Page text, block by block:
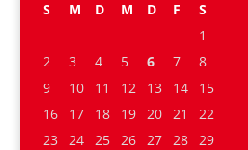
S M D M D F
S
1
2
3 4 5 6 7
8
9
10 11 12 13 14
15
16
17 18 19 20 21
22
23
24 25 26 27 28
29